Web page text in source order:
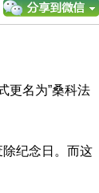
更名为”桑科法
纪念日。而这